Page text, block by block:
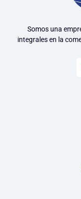
Somos una
integrales en la